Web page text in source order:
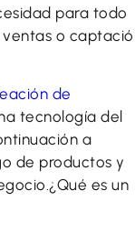
para todo
o
de
tecnología del
a
de productos y
¿Qué es un